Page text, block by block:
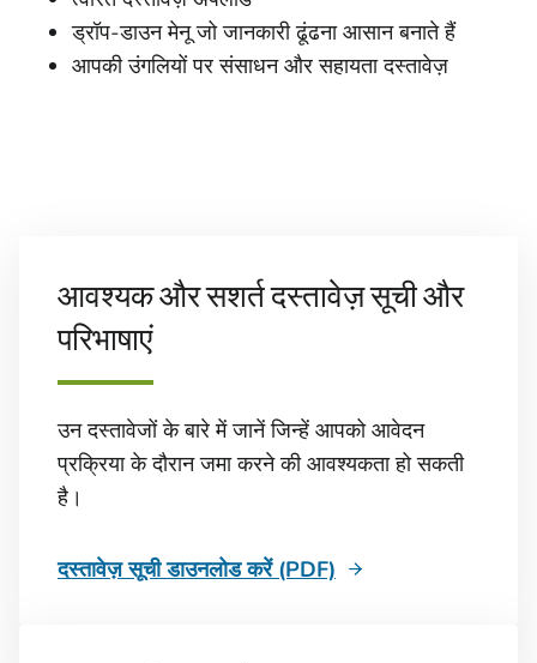
ड्रॉप-डाउन मेनू जो जानकारी ढूंढना आसान बनाते हैं
आपकी उंगलियों पर संसाधन और सहायता दस्तावेज़
आवश्यक और सशर्त दस्तावेज़ सूची और
परिभाषाएं
उन दस्तावेजों के बारे में जानें जिन्हें आपको आवेदन
प्रक्रिया के दौरान जमा करने की आवश्यकता हो सकती
है।
दस्तावेज़ सूची डाउनलोड करें (PDF)